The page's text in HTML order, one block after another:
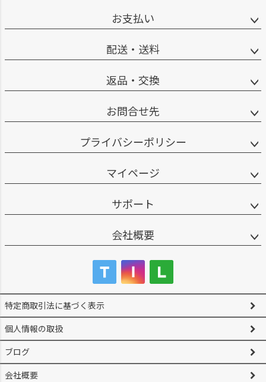
お支払い
配送・送料
返品・交換
お問合せ先
プライバシーポリシー
マイページ
サポート
会社概要
特定商取引法に基づく表示
個人情報の取扱
ブログ
会社概要